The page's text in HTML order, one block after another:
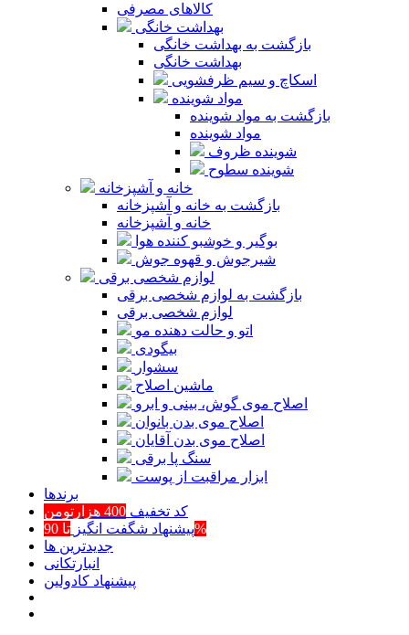
کالاهای مصرفی
بهداشت خانگی
بازگشت به بهداشت خانگی
بهداشت خانگی
اسکاچ و سیم ظرفشویی
مواد شوینده
بازگشت به مواد شوینده
مواد شوینده
شوینده ظروف
شوینده سطوح
خانه و آشپزخانه
بازگشت به خانه و آشپزخانه
خانه و آشپزخانه
بوگیر و خوشبو کننده هوا
شیرجوش و قهوه جوش
لوازم شخصی برقی
بازگشت به لوازم شخصی برقی
لوازم شخصی برقی
اتو و حالت دهنده مو
بیگودی
سشوار
ماشین اصلاح
اصلاح موی گوش، بینی و ابرو
اصلاح موی بدن بانوان
اصلاح موی بدن آقایان
سنگ پا برقی
ابزار مراقبت از پوست
برند‌ها
کد تخفیف 400 هزارتومن
پیشنهاد شگفت انگیزتا 90%
جدیدترین ها
انبارتکانی
پیشنهاد کادولین